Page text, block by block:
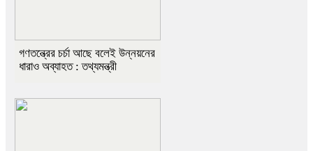
গণতন্ত্রের চর্চা আছে বলেই উন্নয়নের
ধারাও অব্যাহত : তথ্যমন্ত্রী